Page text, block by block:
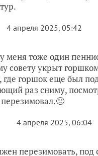
у меня тоже один
где горшок еще был под
раз сниму,
4 апреля 2025, 06:04
перезимовать, под